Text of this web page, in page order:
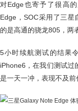
对Edge也寄予了很高
Edge，SOC采用了三星
的是高通的骁龙805，两
5小时续航测试的结果
iPhone6，在我们测试过
是一天一冲，表现不及前